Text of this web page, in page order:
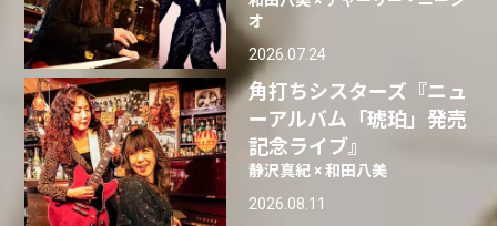
オ
2026.07.24
角打ちシスターズ『ニュ
ーアルバム「琥珀」発売
記念ライブ』
静沢真紀 × 和田八美
2026.08.11